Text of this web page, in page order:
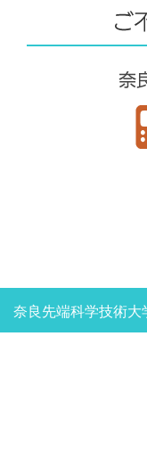
奈良先端科学技術大